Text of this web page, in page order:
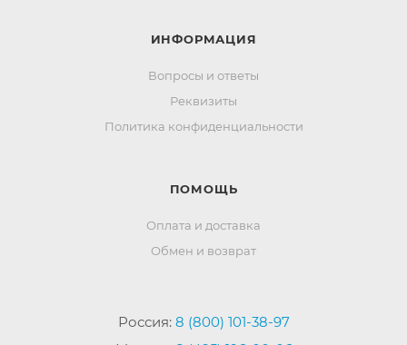
ИНФОРМАЦИЯ
Вопросы и ответы
Реквизиты
Политика конфиденциальности
ПОМОЩЬ
Оплата и доставка
Обмен и возврат
Россия: 8 (800) 101-38-97